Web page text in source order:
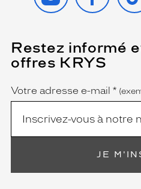
Restez informé
offres KRYS
Name
Votre adresse e-mail *
(Ce
champ
est
JE